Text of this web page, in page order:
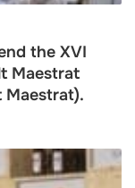
the XVI
Maestrat
Maestrat).